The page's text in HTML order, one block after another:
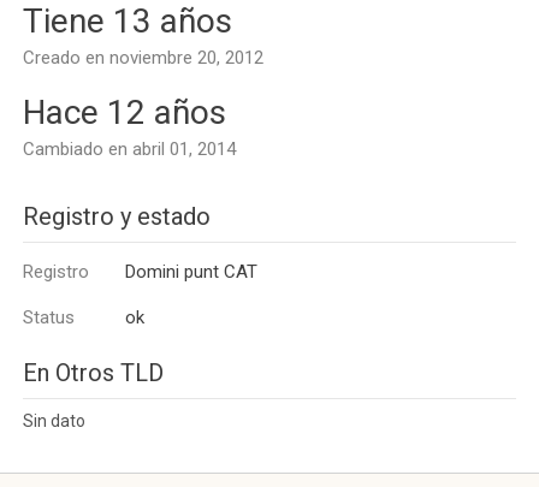
Tiene 13 años
Creado en noviembre 20, 2012
Hace 12 años
Cambiado en abril 01, 2014
Registro y estado
Registro Domini punt CAT
Status ok
En Otros TLD
Sin dato